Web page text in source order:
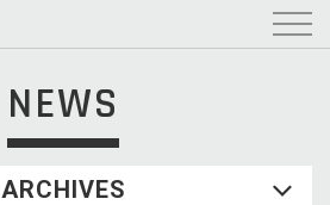
NEWS
ARCHIVES